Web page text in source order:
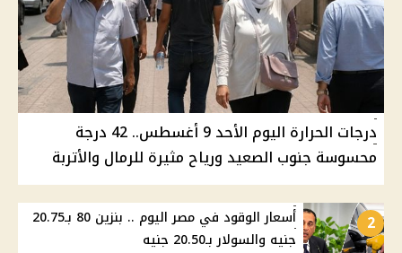
درجات الحرارة اليوم الأحد 9 أغسطس.. 42 درجة
محسوسة جنوب الصعيد ورياح مثيرة للرمال والأتربة
2
أسعار الوقود في مصر اليوم .. بنزين 80 بـ20.75
جنيه والسولار بـ20.50 جنيه